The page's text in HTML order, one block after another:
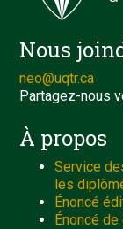
Nous
neo@uqtr.ca
Partagez-nous
À propos
Service
les
Énoncé
Énoncé